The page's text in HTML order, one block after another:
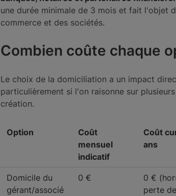
une durée minimale de 3 mois et fait l'objet
commerce et des sociétés.
Combien coûte chaque
Le choix de la domiciliation a un impact
particulièrement si l'on raisonne sur
création.
Option
Coût
mensuel
indicatif
Coût
ans
Domicile du
gérant/associé
0 €
0 €
perte de